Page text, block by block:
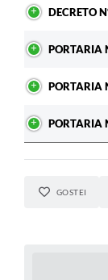
DECRETO
PORTARIA
PORTARIA
PORTARIA
GOSTEI